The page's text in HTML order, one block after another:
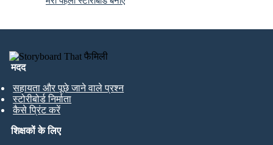
मदद
सहायता और पूछे जाने वाले प्रश्न
स्टोरीबोर्ड निर्माता
कैसे प्रिंट करें
शिक्षकों के लिए